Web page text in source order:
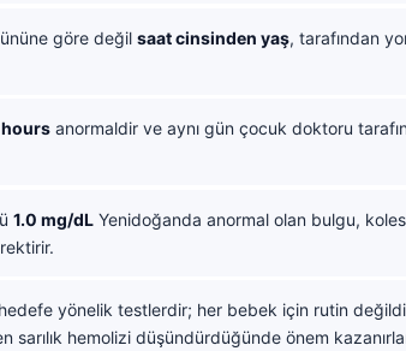
göre değil saat cinsinden yaş, tarafından
anormaldir ve aynı gün çocuk doktoru
1.0 mg/dL Yenidoğanda anormal olan bulgu,
hedefe yönelik testlerdir; her bebek için rutin
sarılık hemolizi düşündürdüğünde önem